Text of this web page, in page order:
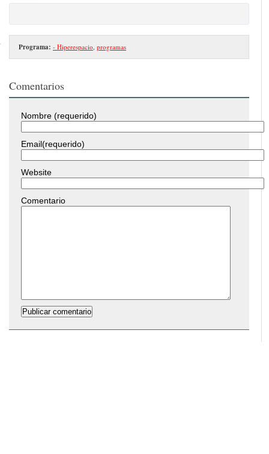
Programa: - Hiperespacio programas
Comentarios
Nombre (requerido)
Email(requerido)
Website
Comentario